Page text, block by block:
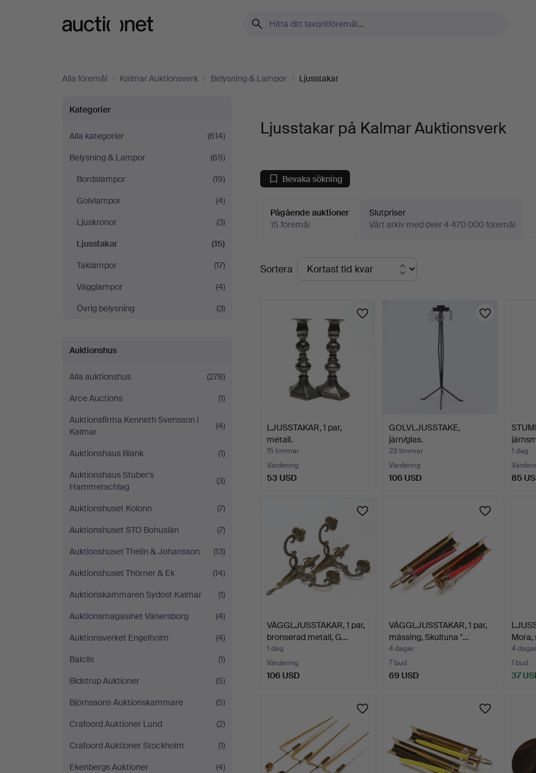
Alla föremål / Kalmar Auktionsverk / Belysning & Lampor / Ljusstakar
Ljusstakar
på
Kalmar
Auktionsverk
Kategorier
Alla kategorier
(614)
Belysning & Lampor
(65)
Bordslampor
(19)
Golvlampor
(4)
Ljuskronor
(3)
Ljusstakar
(15)
Taklampor
(17)
Vägglampor
(4)
Övrig belysning
(3)
Auktionshus
Alla auktionshus
(278)
Arce Auctions
(1)
Auktionsfirma Kenneth Svensson i
Kalmar
(4)
Auktionshaus Blank
(1)
Auktionshaus Stuber's
Hammerschlag
(3)
Auktionshuset Kolonn
(7)
Auktionshuset STO Bohuslän
(7)
Auktionshuset Thelin & Johansson
(13)
Auktionshuset Thörner & Ek
(14)
Auktionskammaren Sydost Kalmar
(1)
Auktionsmagasinet Vänersborg
(4)
Auktionsverket Engelholm
(4)
Balclis
(1)
Bidstrup Auktioner
(5)
Björnssons Auktionskammare
(5)
Crafoord Auktioner Lund
(2)
Crafoord Auktioner Stockholm
(1)
Ekenbergs Auktioner
(4)
Ljusstakar på Kalmar Auktionsverk
Bevaka sökning
Pågående auktioner
15 föremål
Slutpriser
Vårt arkiv med över 4 470 000 föremål
Pågående
auktioner
Sortera
LJUSSTAKAR, 1 par,
metall.
15 timmar
Värdering
53 USD
GOLVLJUSSTAKE,
järn/glas.
23 timmar
Värdering
106 USD
1 dag
85
VÄGGLJUSSTAKAR, 1 par,
bronserad metall, G…
1 dag
Värdering
106 USD
VÄGGLJUSSTAKAR, 1 par,
mässing, Skultuna "…
4 dagar
7 bud
69 USD
Mora,
4 dagar
1 bud
37